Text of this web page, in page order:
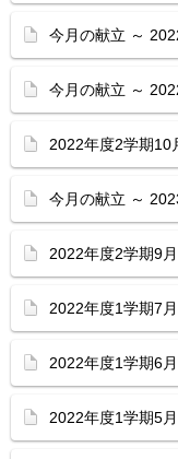
今月の献立 ～
今月の献立 ～
2022年度2学期10
今月の献立 ～
2022年度2学期9月
2022年度1学期7月
2022年度1学期6月
2022年度1学期5月